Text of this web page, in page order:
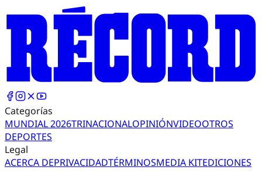
Categorías
MUNDIAL 2026TRINACIONALOPINIÓNVIDEOOTROS
DEPORTES
Legal
ACERCA DEPRIVACIDADTÉRMINOSMEDIA KITEDICIONES